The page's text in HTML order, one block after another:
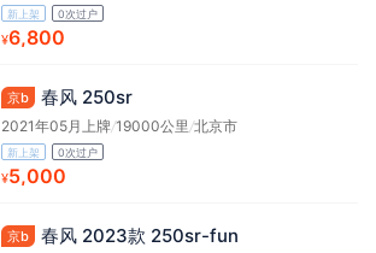
新上架 0次过户
¥6,800
京b 春风 250sr
2021年05月上牌/19000公里 /北京市
新上架 0次过户
¥5,000
京b 春风 2023款 250sr-fun